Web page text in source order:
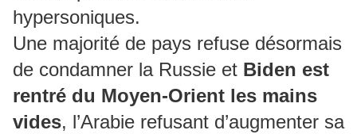
hypersoniques.
Une majorité de pays refuse désormais
de condamner la Russie et Biden est
rentré du Moyen-Orient les mains
vides, l’Arabie refusant d’augmenter sa